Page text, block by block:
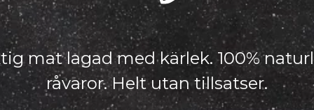
mat lagad med kärlek. 100%
råvaror. Helt utan tillsatser.